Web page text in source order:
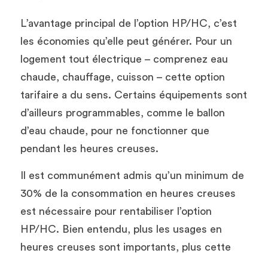
L’avantage principal de l’option HP/HC, c’est
les économies qu’elle peut générer. Pour un
logement tout électrique – comprenez eau
chaude, chauffage, cuisson – cette option
tarifaire a du sens. Certains équipements sont
d’ailleurs programmables, comme le ballon
d’eau chaude, pour ne fonctionner que
pendant les heures creuses.
Il est communément admis qu’un minimum de
30% de la consommation en heures creuses
est nécessaire pour rentabiliser l’option
HP/HC. Bien entendu, plus les usages en
heures creuses sont importants, plus cette